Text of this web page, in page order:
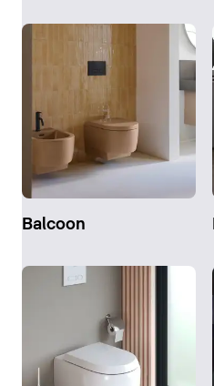
Balcoon